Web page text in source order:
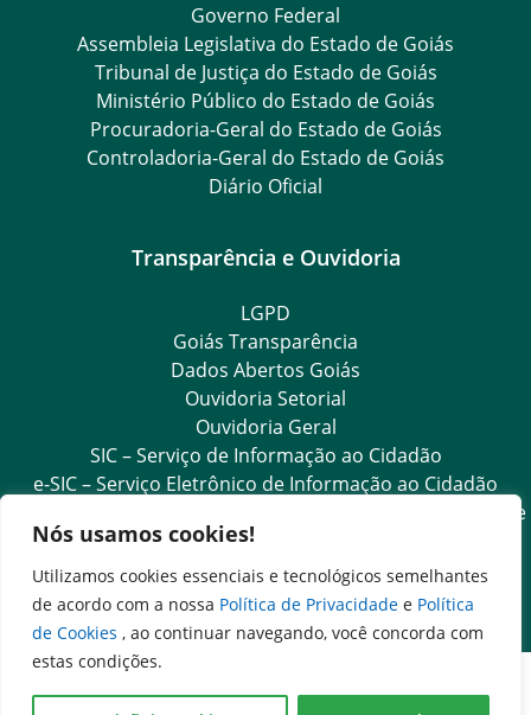
Nós usamos cookies!
Utilizamos cookies essenciais e tecnológicos semelhantes
de acordo com a nossa Política de Privacidade e Política
de Cookies , ao continuar navegando, você concorda com
estas condições.
Governo Federal
Assembleia Legislativa do Estado de Goiás
Tribunal de Justiça do Estado de Goiás
Ministério Público do Estado de Goiás
Procuradoria-Geral do Estado de Goiás
Controladoria-Geral do Estado de Goiás
Diário Oficial
Transparência e Ouvidoria
LGPD
Goiás Transparência
Dados Abertos Goiás
Ouvidoria Setorial
Ouvidoria Geral
SIC – Serviço de Informação ao Cidadão
e-SIC – Serviço Eletrônico de Informação ao Cidadão
Acesso às Informações das Organizações Sociais de Saúde
e Sociedade Civil
Ouvidoria Setorial (Expresso)
Ouvidoria Setorial (Presencial)